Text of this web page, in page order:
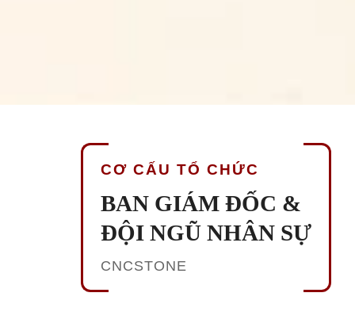
CƠ CẤU TỔ CHỨC
BAN GIÁM ĐỐC &
ĐỘI NGŨ NHÂN SỰ
CNCSTONE